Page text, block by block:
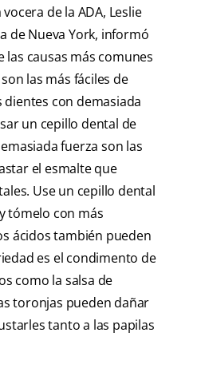
de la ADA, Leslie
de Nueva York, informó
las causas más comunes
las más fáciles de
con demasiada
un cepillo dental de
fuerza son las
el esmalte que
Use un cepillo dental
tómelo con más
ácidos también pueden
es el condimento de
como la salsa de
toronjas pueden dañar
tanto a las papilas